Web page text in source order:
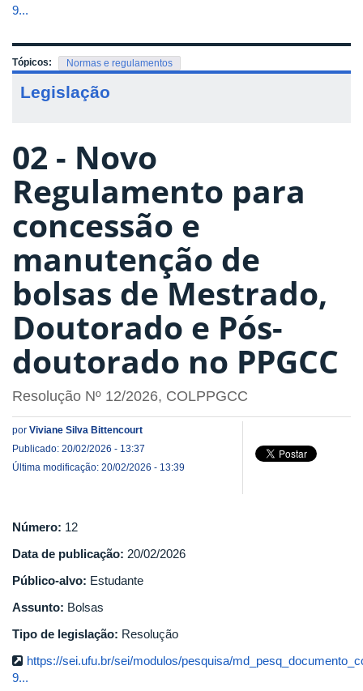
9...
Tópicos: Normas e regulamentos
Legislação
02 - Novo
Regulamento para
concessão e
manutenção de
bolsas de Mestrado,
Doutorado e Pós-
doutorado no PPGCC
Resolução Nº 12/2026, COLPPGCC
por Viviane Silva Bittencourt
Publicado: 20/02/2026 - 13:37
Última modificação: 20/02/2026 - 13:39
Número: 12
Data de publicação: 20/02/2026
Público-alvo: Estudante
Assunto: Bolsas
Tipo de legislação: Resolução
https://sei.ufu.br/sei/modulos/pesquisa/
9...